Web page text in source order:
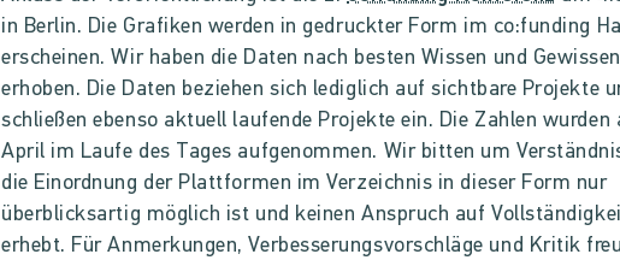
in Berlin. Die Grafiken werden in gedruckter Form im co:funding
erscheinen. Wir haben die Daten nach besten Wissen und Gewissen
erhoben. Die Daten beziehen sich lediglich auf sichtbare Projekte
schließen ebenso aktuell laufende Projekte ein. Die Zahlen wurden
April im Laufe des Tages aufgenommen. Wir bitten um
die Einordnung der Plattformen im Verzeichnis in dieser Form nur
überblicksartig möglich ist und keinen Anspruch auf
erhebt. Für Anmerkungen, Verbesserungsvorschläge und Kritik